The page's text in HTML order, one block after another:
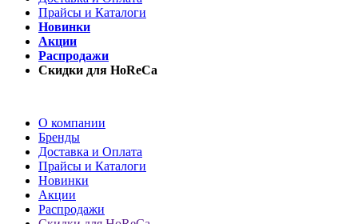
Прайсы и Каталоги
Новинки
Акции
Распродажи
Скидки для HoReCa
О компании
Бренды
Доставка и Оплата
Прайсы и Каталоги
Новинки
Акции
Распродажи